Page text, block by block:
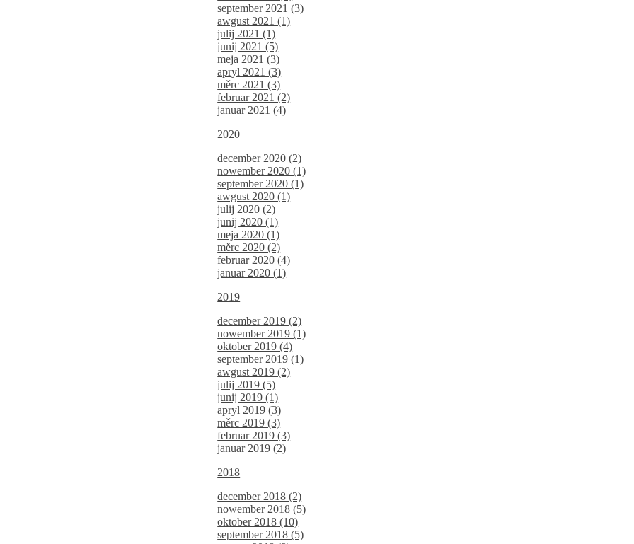
september 2021 (3)
awgust 2021 (1)
julij 2021 (1)
junij 2021 (5)
meja 2021 (3)
apryl 2021 (3)
měrc 2021 (3)
februar 2021 (2)
januar 2021 (4)
2020
december 2020 (2)
nowember 2020 (1)
september 2020 (1)
awgust 2020 (1)
julij 2020 (2)
junij 2020 (1)
meja 2020 (1)
měrc 2020 (2)
februar 2020 (4)
januar 2020 (1)
2019
december 2019 (2)
nowember 2019 (1)
oktober 2019 (4)
september 2019 (1)
awgust 2019 (2)
julij 2019 (5)
junij 2019 (1)
apryl 2019 (3)
měrc 2019 (3)
februar 2019 (3)
januar 2019 (2)
2018
december 2018 (2)
nowember 2018 (5)
oktober 2018 (10)
september 2018 (5)